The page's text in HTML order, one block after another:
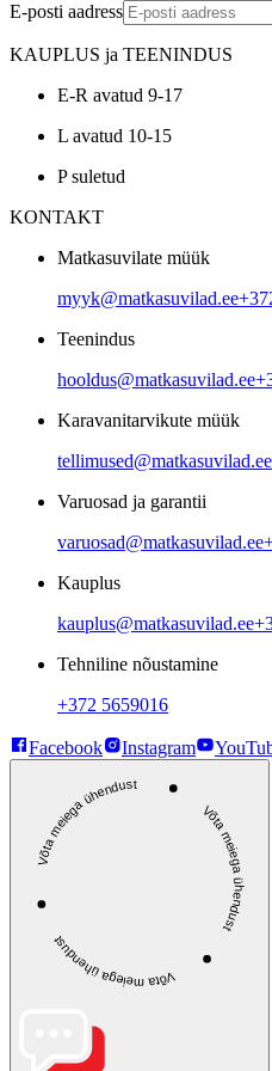
E-posti aadress
KAUPLUS ja TEENINDUS
E-R avatud 9-17
L avatud 10-15
P suletud
KONTAKT
Matkasuvilate müük
myyk@matkasuvilad.ee
Teenindus
hooldus@matkasuvilad.ee
Karavanitarvikute müük
tellimused@matkasuvilad.ee
Varuosad ja garantii
varuosad@matkasuvilad.ee
Kauplus
kauplus@matkasuvilad.ee
Tehniline nõustamine
+372 5659016
Facebook Instagram
Võta meiega ühendust Võta meiega ühendust
Võta meiega ühendust